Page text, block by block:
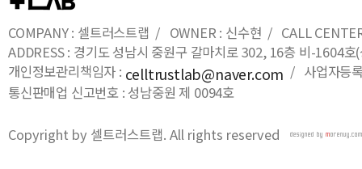
COMPANY : 셀트러스트랩 / OWNER : 신수현 / CALL
ADDRESS : 경기도 성남시 중원구 갈마치로 302, 16층 비-1604
개인정보관리책임자 : celltrustlab@naver.com / 사업자등
통신판매업 신고번호 : 성남중원 제 0094호
Copyright by 셀트러스트랩. All rights reserved